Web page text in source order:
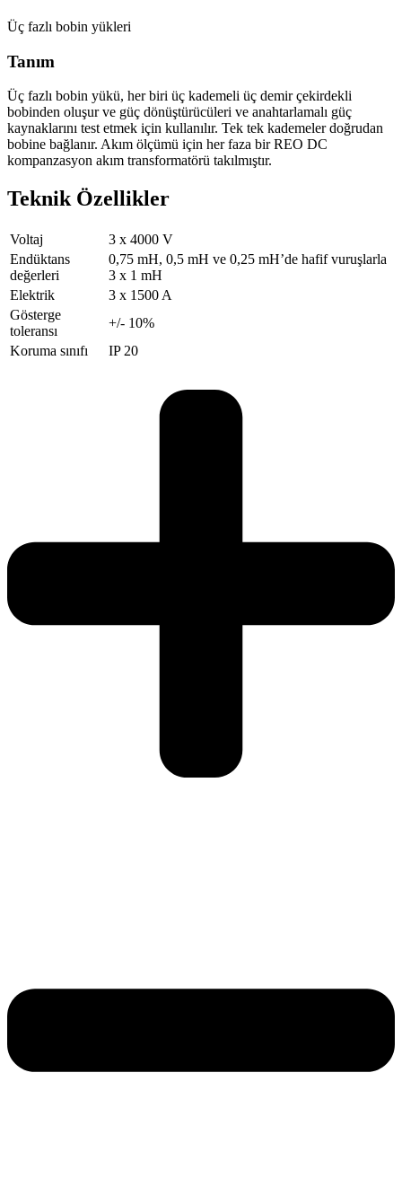
Üç fazlı bobin yükleri
Tanım
Üç fazlı bobin yükü, her biri üç kademeli üç demir çekirdekli
bobinden oluşur ve güç dönüştürücüleri ve anahtarlamalı güç
kaynaklarını test etmek için kullanılır. Tek tek kademeler doğrudan
bobine bağlanır. Akım ölçümü için her faza bir REO DC
kompanzasyon akım transformatörü takılmıştır.
Teknik Özellikler
Voltaj
3 x 4000 V
Endüktans
değerleri
0,75 mH, 0,5 mH ve 0,25 mH’de hafif vuruşlarla
3 x 1 mH
Elektrik
3 x 1500 A
Gösterge
toleransı
+/- 10%
Koruma sınıfı
IP 20